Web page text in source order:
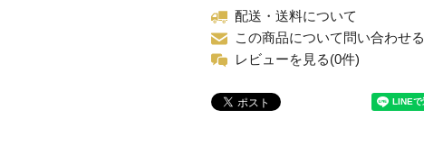
配送・送料について
この商品について問い合わせる
レビューを見る(0件)